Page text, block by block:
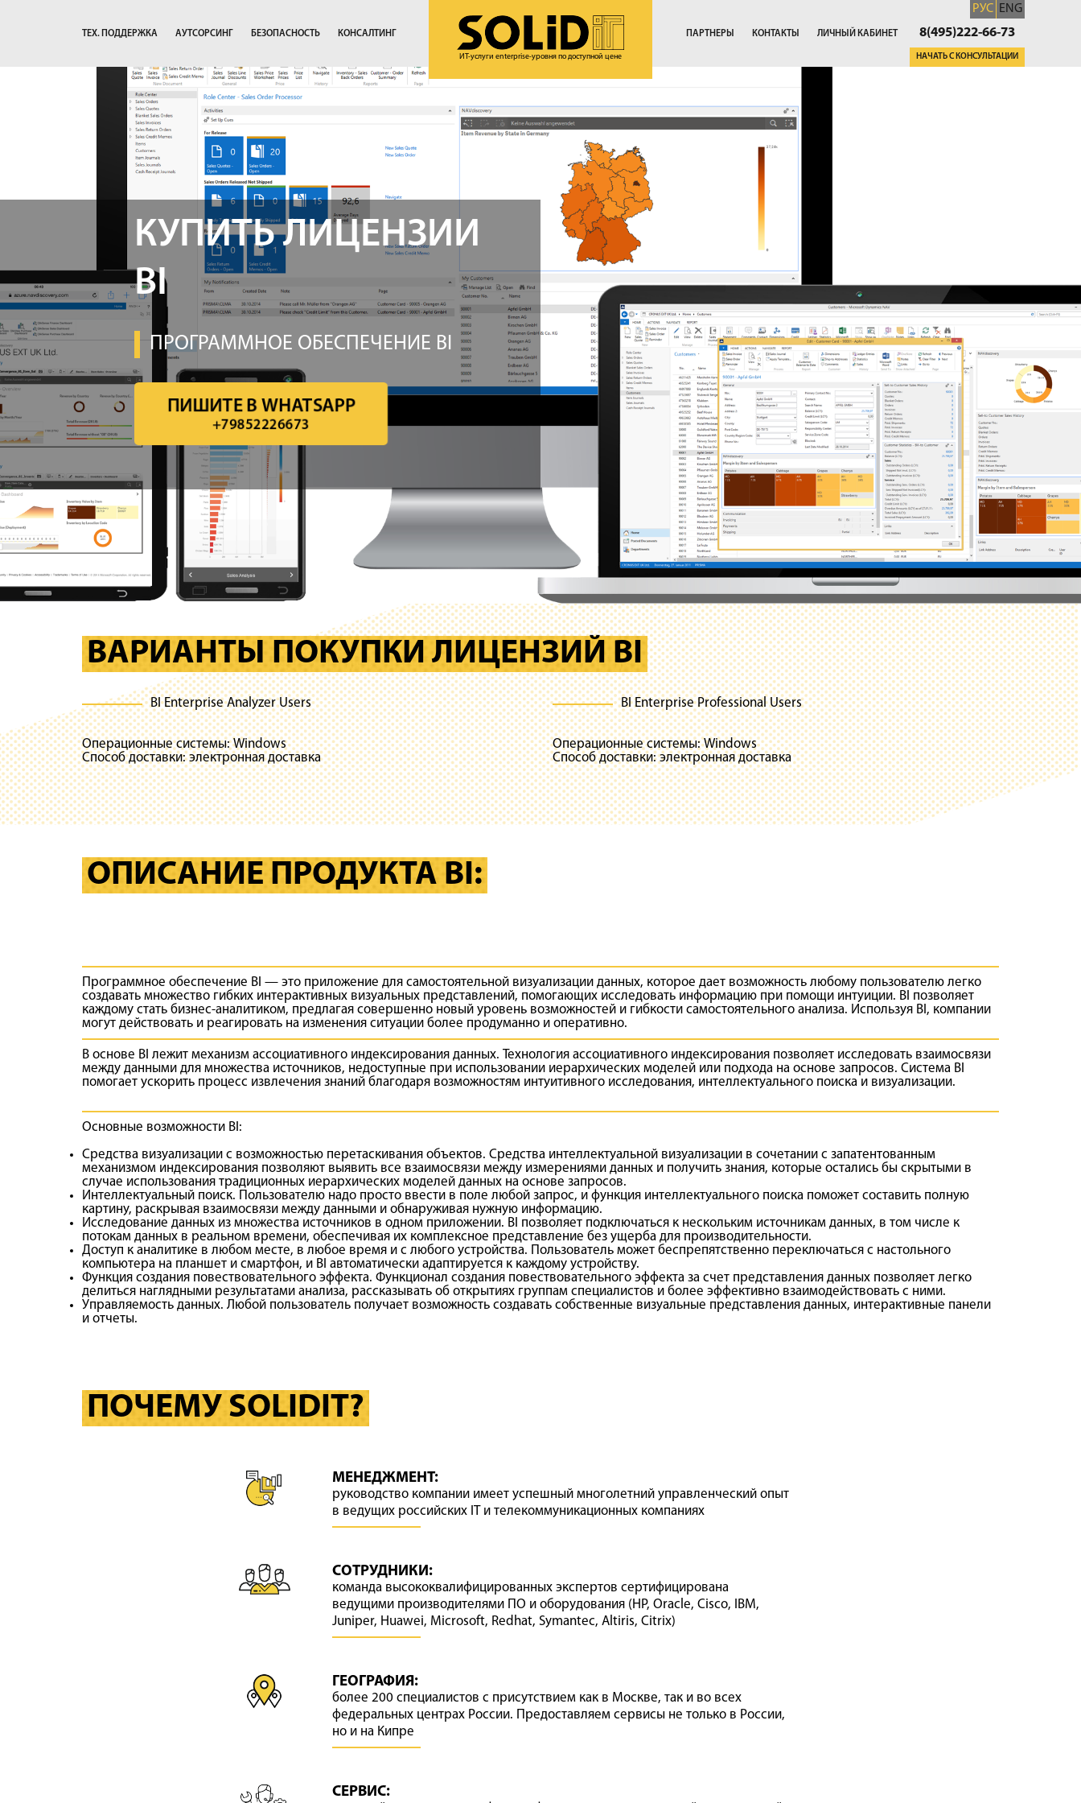
ИТ-услуги enterprise-уровня по доступной цене
ТЕХ. ПОДДЕРЖКА АУТСОРСИНГ БЕЗОПАСНОСТЬ КОНСАЛТИНГ ПАРТНЕРЫ КОНТАКТЫ ЛИЧНЫЙ КАБИНЕТ
РУС ENG
8(495)222-66-73
НАЧАТЬ С КОНСУЛЬТАЦИИ
КУПИТЬ ЛИЦЕНЗИИ
BI
ПРОГРАММНОЕ ОБЕСПЕЧЕНИЕ BI
ПИШИТЕ В WHATSAPP
+79852226673
ВАРИАНТЫ ПОКУПКИ ЛИЦЕНЗИЙ BI
BI Enterprise Analyzer Users
Операционные системы: Windows
Способ доставки: электронная доставка
BI Enterprise Professional Users
Операционные системы: Windows
Способ доставки: электронная доставка
ОПИСАНИЕ ПРОДУКТА BI:
Программное обеспечение BI — это приложение для самостоятельной визуализации данных, которое дает возможность любому пользователю легко
создавать множество гибких интерактивных визуальных представлений, помогающих исследовать информацию при помощи интуиции. BI позволяет
каждому стать бизнес-аналитиком, предлагая совершенно новый уровень возможностей и гибкости самостоятельного анализа. Используя BI , компании
могут действовать и реагировать на изменения ситуации более продуманно и оперативно.
В основе BI лежит механизм ассоциативного индексирования данных. Технология ассоциативного индексирования позволяет исследовать взаимосвязи
между данными для множества источников, недоступные при использовании иерархических моделей или подхода на основе запросов. Система BI
помогает ускорить процесс извлечения знаний благодаря возможностям интуитивного исследования, интеллектуального поиска и визуализации.
Основные возможности BI:
Средства визуализации с возможностью перетаскивания объектов. Средства интеллектуальной визуализации в сочетании с запатентованным
механизмом индексирования позволяют выявить все взаимосвязи между измерениями данных и получить знания, которые остались бы скрытыми в
случае использования традиционных иерархических моделей данных на основе запросов.
Интеллектуальный поиск. Пользователю надо просто ввести в поле любой запрос, и функция интеллектуального поиска поможет составить полную
картину, раскрывая взаимосвязи между данными и обнаруживая нужную информацию.
Исследование данных из множества источников в одном приложении. BI позволяет подключаться к нескольким источникам данных, в том числе к
потокам данных в реальном времени, обеспечивая их комплексное представление без ущерба для производительности.
Доступ к аналитике в любом месте, в любое время и с любого устройства. Пользователь может беспрепятственно переключаться с настольного
компьютера на планшет и смартфон, и BI автоматически адаптируется к каждому устройству.
Функция создания повествовательного эффекта. Функционал создания повествовательного эффекта за счет представления данных позволяет легко
делиться наглядными результатами анализа, рассказывать об открытиях группам специалистов и более эффективно взаимодействовать с ними.
Управляемость данных. Любой пользователь получает возможность создавать собственные визуальные представления данных, интерактивные панели
и отчеты.
ПОЧЕМУ SOLIDIT?
МЕНЕДЖМЕНТ:
руководство компании имеет успешный многолетний управленческий опыт
в ведущих российских IT и телекоммуникационных компаниях
СОТРУДНИКИ:
команда высококвалифицированных экспертов сертифицирована
ведущими производителями ПО и оборудования (HP, Oracle, Cisco, IBM,
Juniper, Huawei, Microsoft, Redhat, Symantec, Altiris, Citrix)
ГЕОГРАФИЯ:
более 200 специалистов с присутствием как в Москве, так и во всех
федеральных центрах России. Предоставляем сервисы не только в России,
но и на Кипре
СЕРВИС: